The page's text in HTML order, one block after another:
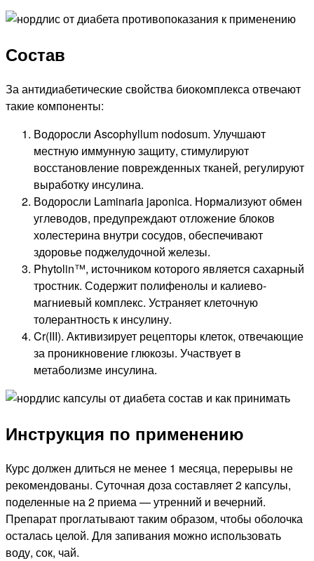
Состав
За антидиабетические свойства биокомплекса отвечают
такие компоненты:
Водоросли Ascophyllum nodosum. Улучшают
местную иммунную защиту, стимулируют
восстановление поврежденных тканей, регулируют
выработку инсулина.
Водоросли Laminaria japonica. Нормализуют обмен
углеводов, предупреждают отложение блоков
холестерина внутри сосудов, обеспечивают
здоровье поджелудочной железы.
Phytolin™, источником которого является сахарный
тростник. Содержит полифенолы и калиево-
магниевый комплекс. Устраняет клеточную
толерантность к инсулину.
Cr(III). Активизирует рецепторы клеток, отвечающие
за проникновение глюкозы. Участвует в
метаболизме инсулина.
Инструкция по применению
Курс должен длиться не менее 1 месяца, перерывы не
рекомендованы. Суточная доза составляет 2 капсулы,
поделенные на 2 приема — утренний и вечерний.
Препарат проглатывают таким образом, чтобы оболочка
осталась целой. Для запивания можно использовать
воду, сок, чай.